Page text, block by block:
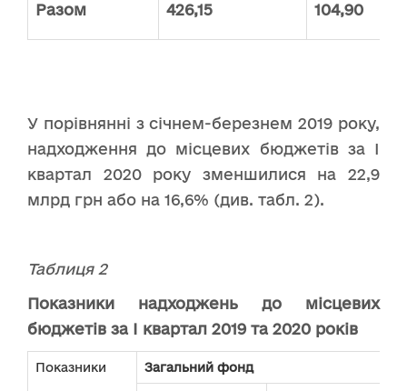
Разом 426,15 104,90
У порівнянні з січнем-березнем 2019 року,
надходження до місцевих бюджетів за І
квартал 2020 року зменшилися на 22,9
млрд грн або на 16,6% (див. табл. 2).
Таблиця 2
Показники надходжень до місцевих
бюджетів за І квартал 2019 та 2020 років
Показники Загальний фонд